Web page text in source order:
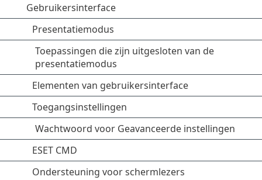
Gebruikersinterface
Presentatiemodus
Toepassingen die zijn uitgesloten van de
presentatiemodus
Elementen van gebruikersinterface
Toegangsinstellingen
Wachtwoord voor Geavanceerde instellingen
ESET CMD
Ondersteuning voor schermlezers